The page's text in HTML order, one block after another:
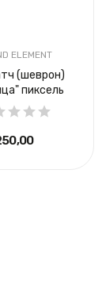
ELEMENT
(шеврон)
пиксель
₴